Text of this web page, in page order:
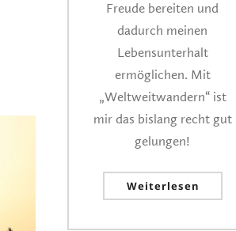
Freude bereiten und
dadurch meinen
Lebensunterhalt
ermöglichen. Mit
„Weltweitwandern“ ist
mir das bislang recht gut
gelungen!
Weiterlesen